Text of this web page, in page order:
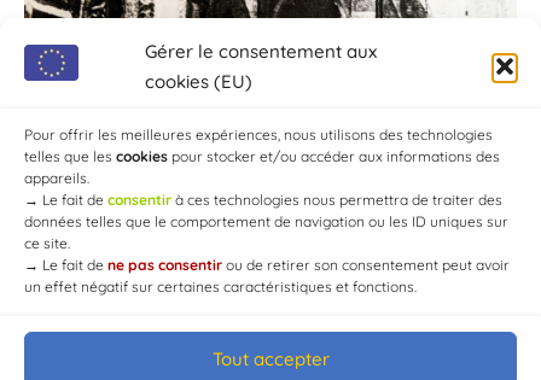
Gérer le consentement aux
cookies (EU)
Pour offrir les meilleures expériences, nous utilisons des technologies
telles que les cookies pour stocker et/ou accéder aux informations des
appareils.
→ Le fait de consentir à ces technologies nous permettra de traiter des
données telles que le comportement de navigation ou les ID uniques sur
ce site.
→ Le fait de ne pas consentir ou de retirer son consentement peut avoir
un effet négatif sur certaines caractéristiques et fonctions.
Tout accepter